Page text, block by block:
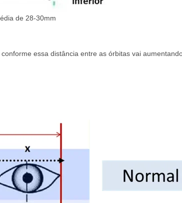
de 28-30mm
essa distância entre as órbitas vai